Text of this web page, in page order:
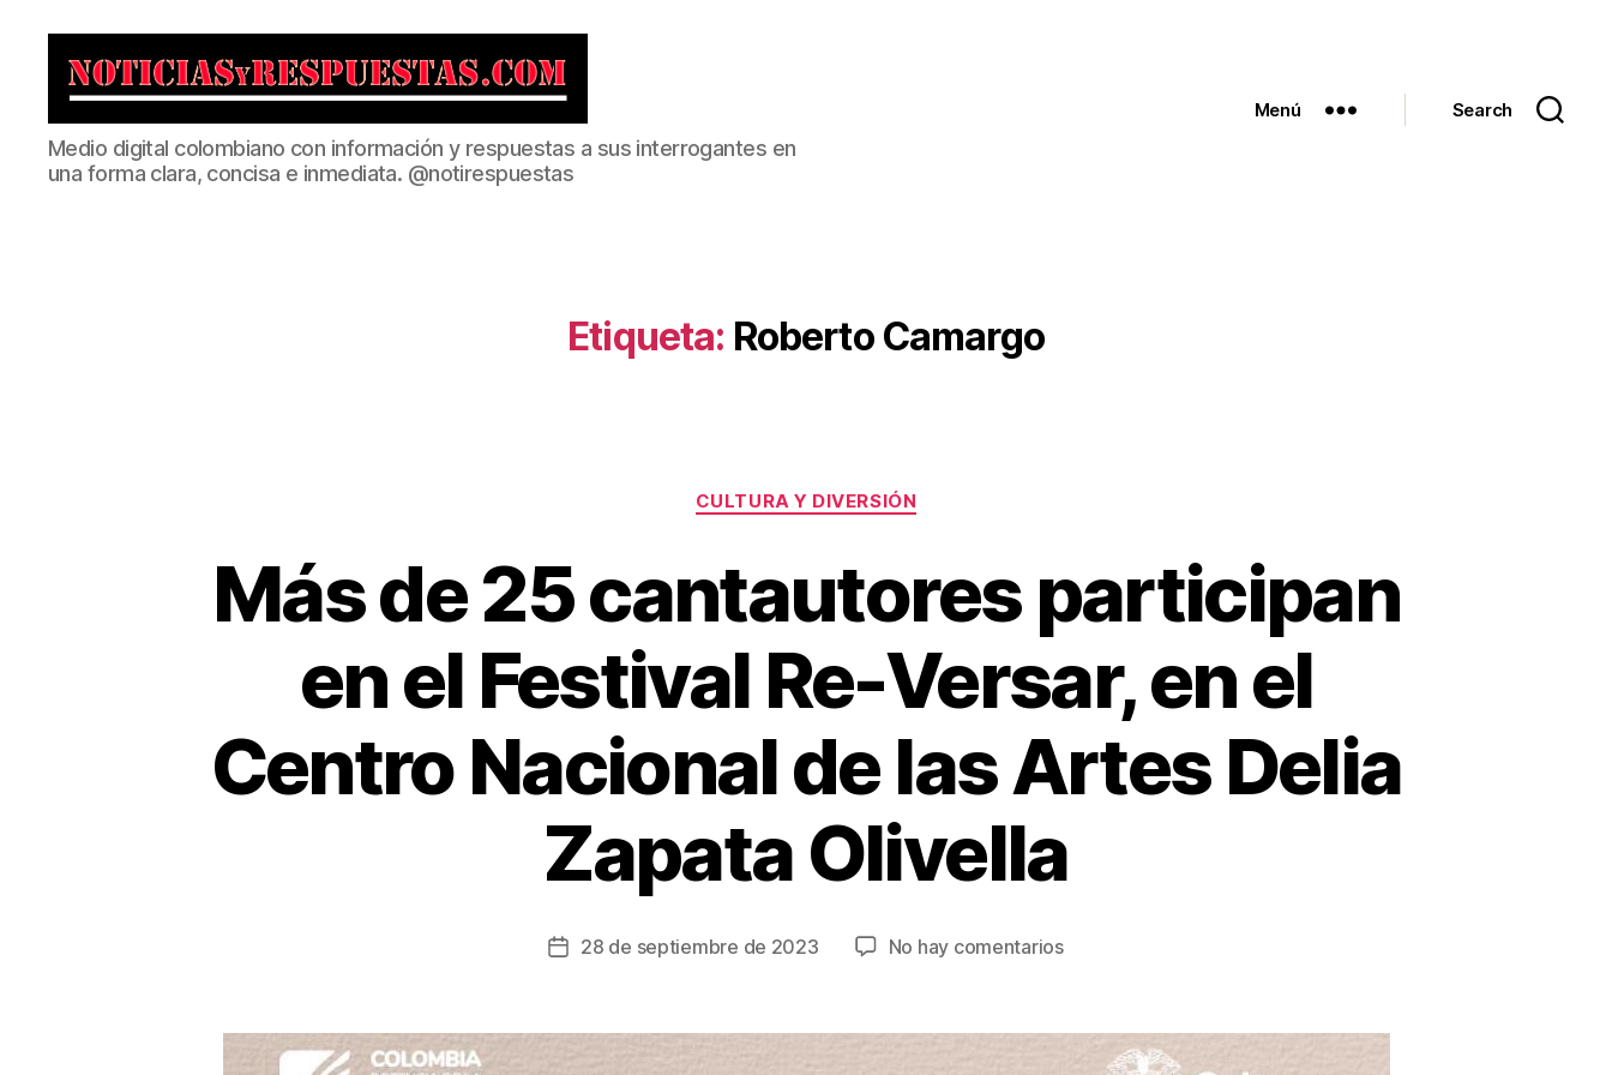
Noticias
y
Respuestas
Medio digital colombiano con información y respuestas a sus interrogantes en
una forma clara, concisa e inmediata. @notirespuestas
Menú Search
Etiqueta: Roberto Camargo
Categorías
CULTURA Y DIVERSIÓN
Más de 25 cantautores participan
en el Festival Re-Versar, en el
Centro Nacional de las Artes Delia
Zapata Olivella
Fecha
entrada
28 de septiembre de 2023 No hay comentariosen
25
cantautores